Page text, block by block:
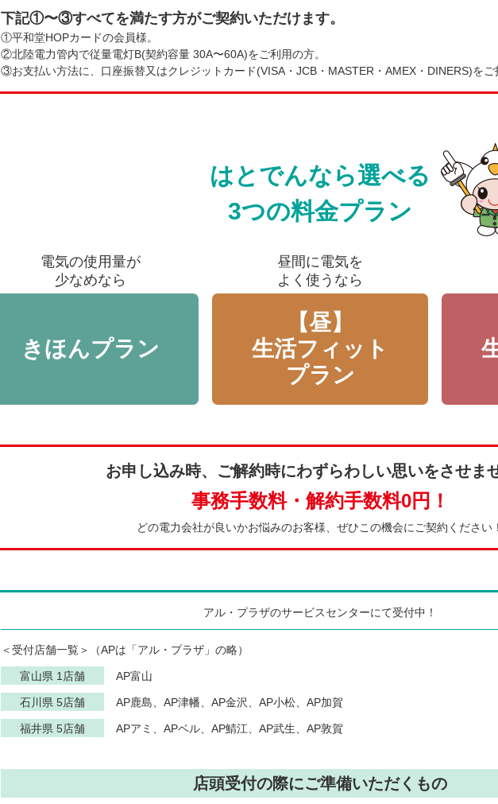
下記①〜③すべてを満たす方がご契約いただけます。
①平和堂HOPカードの会員様。
②北陸電力管内で従量電灯B(契約容量 30A〜60A)をご利用の方。
③お支払い方法に、口座振替又はクレジットカード(VISA・JCB・MASTER・AMEX・DINERS)を
はとでんなら選べる
3つの料金プラン
電気の使用量が
少なめなら
きほんプラン
昼間に電気を
よく使うなら
【昼】
生活フィット
プラン
お申し込み時、ご解約時にわずらわしい思いをさせま
事務手数料・解約手数料0円！
どの電力会社が良いかお悩みのお客様、ぜひこの機会にご契約ください
アル・プラザのサービスセンターにて受付中！
＜受付店舗一覧＞（APは「アル・プラザ」の略）
富山県 1店舗 AP富山
石川県 5店舗 AP鹿島、AP津幡、AP金沢、AP小松、AP加賀
福井県 5店舗 APアミ、APベル、AP鯖江、AP武生、AP敦賀
店頭受付の際にご準備いただくもの